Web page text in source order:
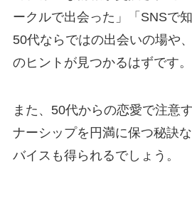
ークルで出会った」「SNSで
50代ならではの出会いの場や
のヒントが見つかるはずです。
また、50代からの恋愛で注意
ナーシップを円満に保つ秘訣
バイスも得られるでしょう。